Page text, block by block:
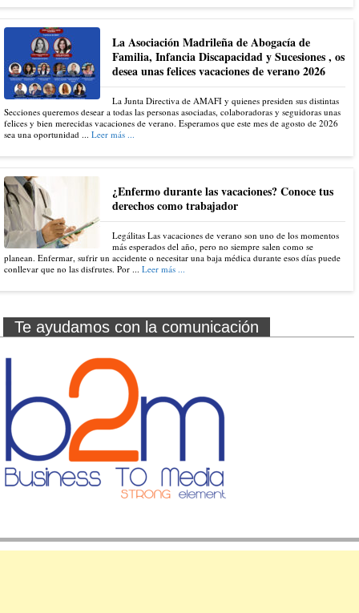
La Asociación Madrileña de Abogacía de
Familia, Infancia Discapacidad y Sucesiones , os
desea unas felices vacaciones de verano 2026
La Junta Directiva de AMAFI y quienes presiden sus distintas
Secciones queremos desear a todas las personas asociadas, colaboradoras y seguidoras unas
felices y bien merecidas vacaciones de verano. Esperamos que este mes de agosto de 2026
sea una oportunidad ... Leer más ...
¿Enfermo durante las vacaciones? Conoce tus
derechos como trabajador
Legálitas Las vacaciones de verano son uno de los momentos
más esperados del año, pero no siempre salen como se
planean. Enfermar, sufrir un accidente o necesitar una baja médica durante esos días puede
conllevar que no las disfrutes. Por ... Leer más ...
Te ayudamos con la comunicación